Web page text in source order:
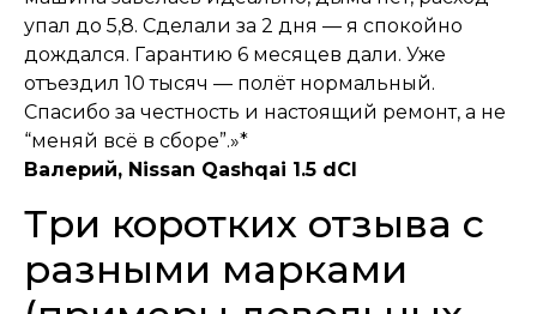
упал до 5,8. Сделали за 2 дня — я спокойно
дождался. Гарантию 6 месяцев дали. Уже
отъездил 10 тысяч — полёт нормальный.
Спасибо за честность и настоящий ремонт, а не
“меняй всё в сборе”.»*
Валерий, Nissan Qashqai 1.5 dCI
Три коротких отзыва с
разными марками